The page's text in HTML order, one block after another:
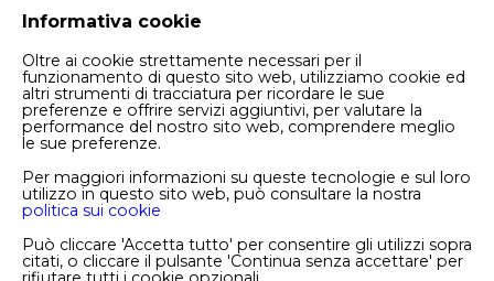
Informativa cookie
Oltre ai cookie strettamente necessari per il
funzionamento di questo sito web, utilizziamo cookie ed
altri strumenti di tracciatura per ricordare le sue
preferenze e offrire servizi aggiuntivi, per valutare la
performance del nostro sito web, comprendere meglio
le sue preferenze.
Per maggiori informazioni su queste tecnologie e sul loro
utilizzo in questo sito web, può consultare la nostra
politica sui cookie
Può cliccare 'Accetta tutto' per consentire gli utilizzi sopra
citati, o cliccare il pulsante 'Continua senza accettare' per
Numero REA BA - 614284